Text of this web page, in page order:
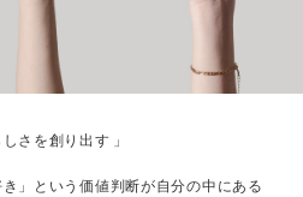
しさを創り出す 」
」という価値判断が自分の中にある